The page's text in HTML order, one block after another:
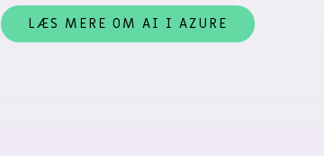
LÆS MERE OM AI I AZURE